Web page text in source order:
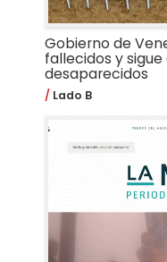
Gobierno de
fallecidos y
desaparecidos
Lado B